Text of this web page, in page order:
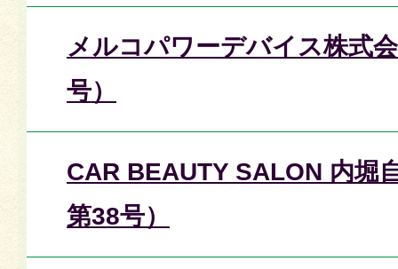
メルコパワーデバイス株式
号）
CAR BEAUTY SALON 内堀
第38号）